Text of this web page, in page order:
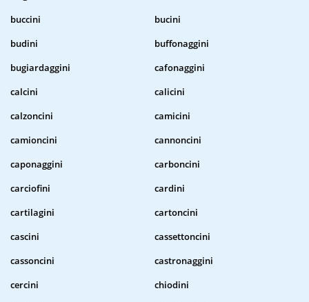
buccini
bucini
budini
buffonaggini
bugiardaggini
cafonaggini
calcini
calicini
calzoncini
camicini
camioncini
cannoncini
caponaggini
carboncini
carciofini
cardini
cartilagini
cartoncini
cascini
cassettoncini
cassoncini
castronaggini
cercini
chiodini